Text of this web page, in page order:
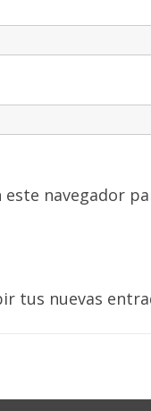
navegador
tus nuevas